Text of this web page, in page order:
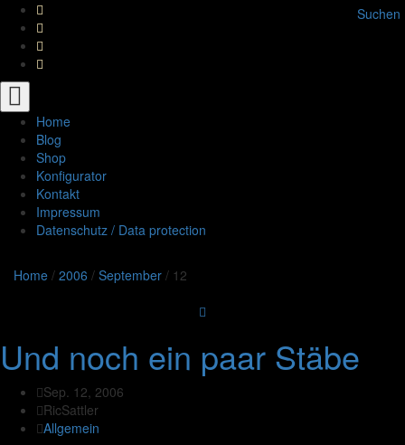
Suchen
Toggle
navigation
Home
Blog
Shop
Konfigurator
Kontakt
Impressum
Datenschutz / Data protection
Home / 2006 / September / 12
Und noch ein paar Stäbe
Sep. 12, 2006
RicSattler
Allgemein